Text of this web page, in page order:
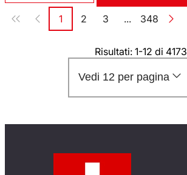
Paginazione
Pagina
1 Pagina
2 Pagina
3 ... Pagina
348
Risultati: 1-12 di 4173
Vedi 12 per pagina